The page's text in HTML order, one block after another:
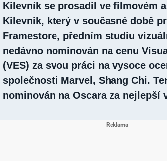
Kilevník se prosadil ve filmovém
Kilevnik, který v současné době
Framestore, předním studiu
nedávno nominován na cenu
(VES) za svou práci na vysoce
společnosti Marvel, Shang Chi.
nominován na Oscara za nejlepší